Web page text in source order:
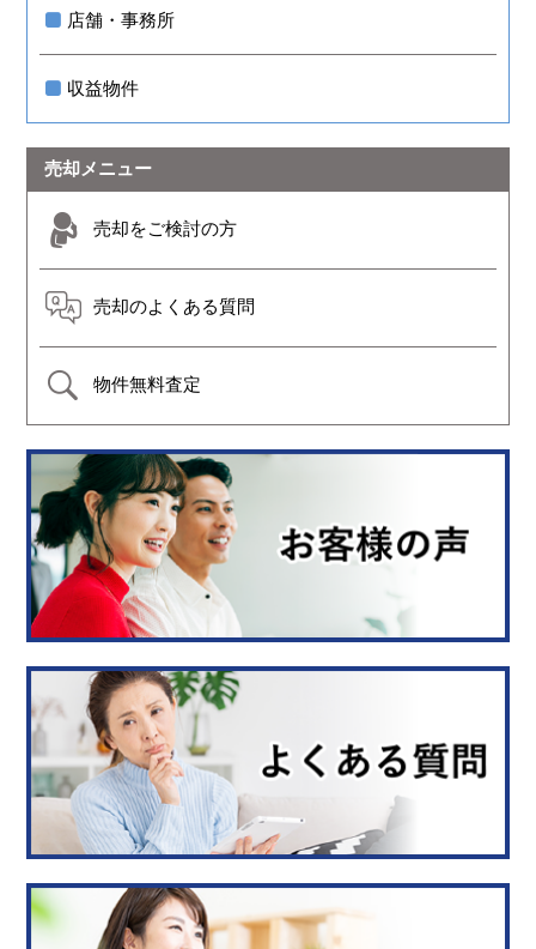
店舗・事務所
収益物件
売却メニュー
売却をご検討の方
売却のよくある質問
物件無料査定